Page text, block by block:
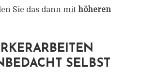
Sie das dann mit höheren
SELBST